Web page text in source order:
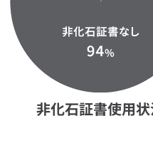
非化石証書使用